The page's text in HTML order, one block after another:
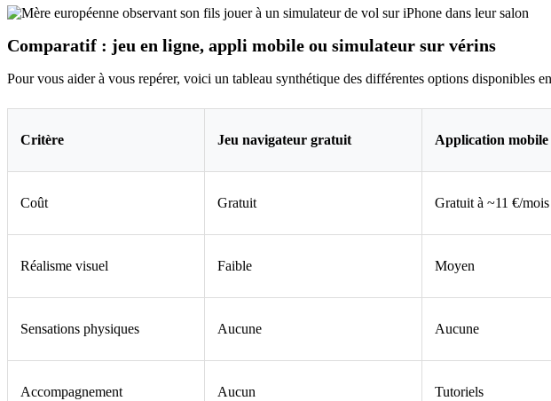
Comparatif : jeu en ligne, appli mobile ou simulateur sur vérins
Pour vous aider à vous repérer, voici un tableau synthétique des différentes options disponibles
Critère Jeu navigateur gratuit Application mobile
Coût Gratuit Gratuit à ~11 €/mois
Réalisme visuel Faible Moyen
Sensations physiques Aucune Aucune
Accompagnement Aucun Tutoriels